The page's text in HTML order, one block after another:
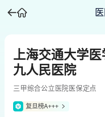
上海交通大学
九人民医院
三甲综合公立医院医保定点
复旦榜A+++